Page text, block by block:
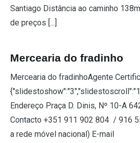
Santiago Distância ao caminho
de preços [...]
Mercearia do fradinho
Mercearia do fradinhoAgente
Endereço Praça D. Dinis, Nº 10-A
Contacto +351 911 902 804 / 916
a rede móvel nacional) E-mail